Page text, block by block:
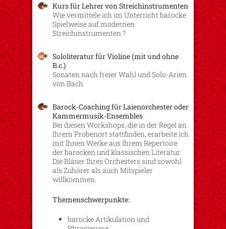
Kurs für Lehrer von Streichinstrumenten
Wie vermittele ich im Unterricht barocke
Spielweise auf modernen
Streichinstrumenten ?
Sololiteratur für Violine (mit und ohne
B.c.)
Sonaten nach freier Wahl und Solo-Arien
von Bach
Barock-Coaching für Laienorchester oder
Kammermusik-Ensembles
Bei diesen Workshops, die in der Regel an
Ihrem Probenort stattfinden, erarbeite ich
mit Ihnen Werke aus Ihrem Repertoire
der barocken und klassischen Literatur.
Die Bläser Ihres Orchesters sind sowohl
als Zuhörer als auch Mitspieler
willkommen.
Themenschwerpunkte:
barocke Artikulation und